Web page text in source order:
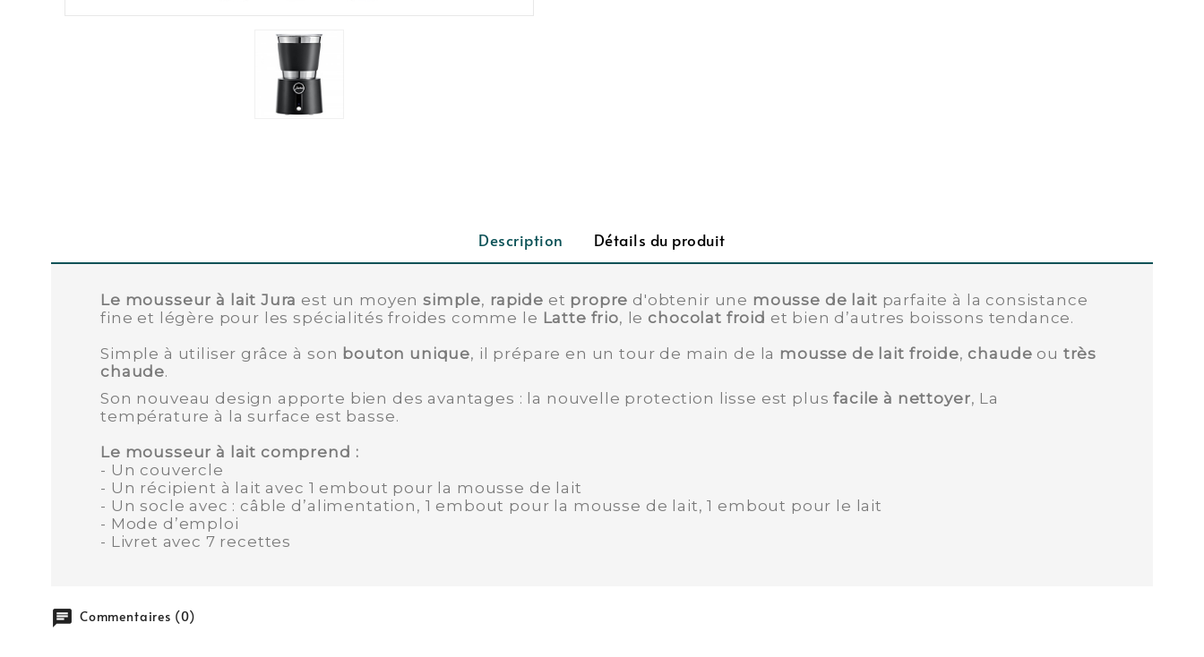
Description Détails du produit
Le mousseur à lait Jura est un moyensimple, rapide et propre d'obtenir une mousse de lait parfaite à la consistance
fine et légère pour les spécialités froides comme le Latte frio, le chocolat froid et bien d’autres boissons tendance.
Simple à utiliser grâce à son bouton unique, il prépare en un tour de main de la mousse de lait froide, chaude ou très
chaude.
Son nouveau design apporte bien des avantages : la nouvelle protection lisse est plus facile à nettoyer, La
température à la surface est basse.
Le mousseur à lait comprend :
- Un couvercle
- Un récipient à lait avec 1 embout pour la mousse de lait
- Un socle avec : câble d’alimentation, 1 embout pour la mousse de lait, 1 embout pour le lait
- Mode d’emploi
- Livret avec 7 recettes
chat Commentaires (0)